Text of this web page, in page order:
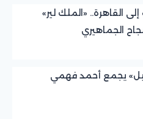
القاهرة.. «الملك لير»
الجماهيري
يجمع أحمد فهمي